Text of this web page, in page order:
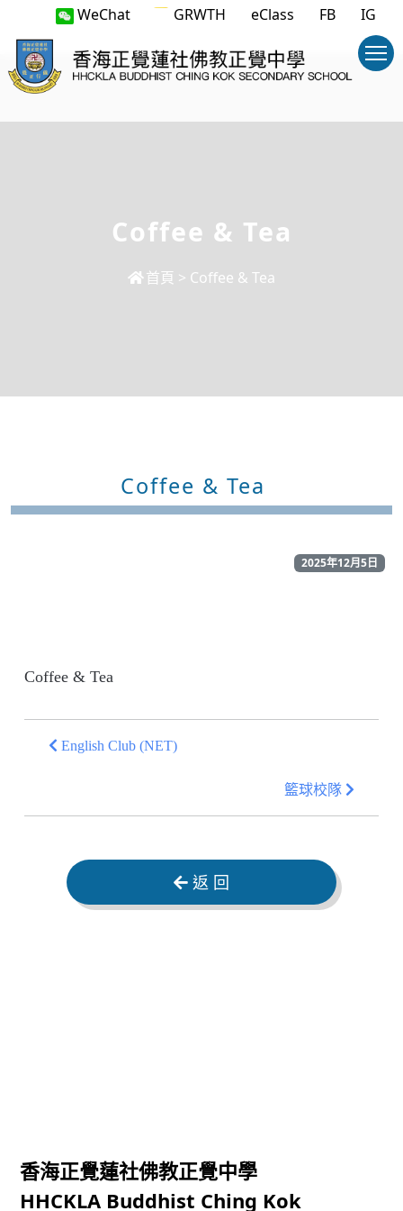
WeChat GRWTH eClass FB IG
Coffee & Tea
首頁 > Coffee & Tea
Coffee & Tea
2025年12月5日
Coffee & Tea
English Club (NET)
籃球校隊
返 回
香海正覺蓮社佛教正覺中學
HHCKLA Buddhist Ching Kok